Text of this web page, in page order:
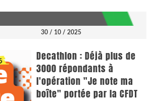
30 / 10 / 2025
Decathlon : Déjà plus de
3000 répondants à
l'opération "Je note ma
boîte" portée par la CFDT